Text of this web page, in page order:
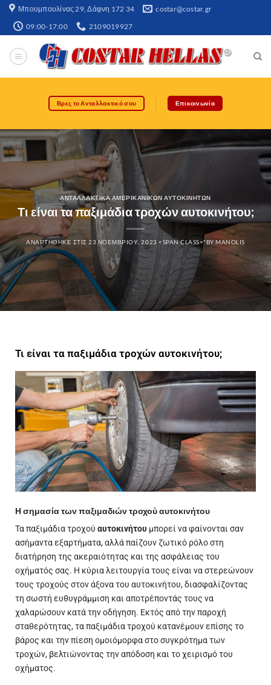
Μπουμπουλίνας 29, Δάφνη 172 34​ costar@costar.gr
09:00-17:00 2109019927
Βρες το Ανταλλακτικό σου Επικοινωνία
ΑΝΤΑΛΛΑΚΤΙΚΆ ΑΜΕΡΙΚΆΝΙΚΩΝ ΑΥΤΟΚΙΝΉΤΩΝ
Τι είναι τα παξιμάδια τροχών αυτοκινήτου;
ΑΝΑΡΤΉΘΗΚΕ ΣΤΙΣ23 ΝΟΕΜΒΡΊΟΥ, 2023 <SPAN CLASS="BYMANOLIS
Τι είναι τα παξιμάδια τροχών αυτοκινήτου;
Η σημασία των παξιμαδιών τροχού αυτοκινήτου
Τα παξιμάδια τροχού αυτοκινήτου μπορεί να φαίνονται σαν
ασήμαντα εξαρτήματα, αλλάπαίζουνζωτικό ρόλο στη
διατήρηση της ακεραιότητας και της ασφάλειας του
οχήματός σας. Η κύρια λειτουργία τους είναι να στερεώνουν
τους τροχούς στον άξονα του αυτοκινήτου, διασφαλίζοντας
τη σωστή ευθυγράμμιση και αποτρέποντάς τους να
χαλαρώσουν κατά την οδήγηση. Εκτός από την παροχή
σταθερότητας, τα παξιμάδια τροχού κατανέμουν επίσης το
βάρος και την πίεση ομοιόμορφα στο συγκρότημα των
τροχών, βελτιώνοντας την απόδοση και το χειρισμό του
οχήματος.